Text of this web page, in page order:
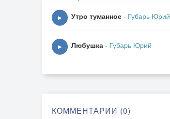
▶ Утро туманное - Губарь Юрий
▶ Любушка - Губарь Юрий
КОММЕНТАРИИ (0)